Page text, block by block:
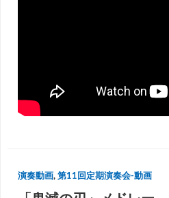
演奏動画, 第11回定期演奏会-動画